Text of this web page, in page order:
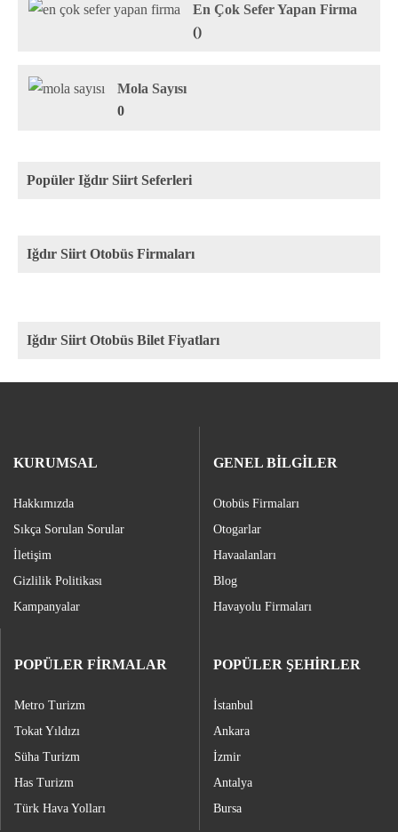
En Çok Sefer Yapan Firma
()
Mola Sayısı
0
Popüler Iğdır Siirt Seferleri
Iğdır Siirt Otobüs Firmaları
Iğdır Siirt Otobüs Bilet Fiyatları
KURUMSAL
Hakkımızda
Sıkça Sorulan Sorular
İletişim
Gizlilik Politikası
Kampanyalar
GENEL BİLGİLER
Otobüs Firmaları
Otogarlar
Havaalanları
Blog
Havayolu Firmaları
POPÜLER FİRMALAR
Metro Turizm
Tokat Yıldızı
Süha Turizm
Has Turizm
Türk Hava Yolları
POPÜLER ŞEHİRLER
İstanbul
Ankara
İzmir
Antalya
Bursa